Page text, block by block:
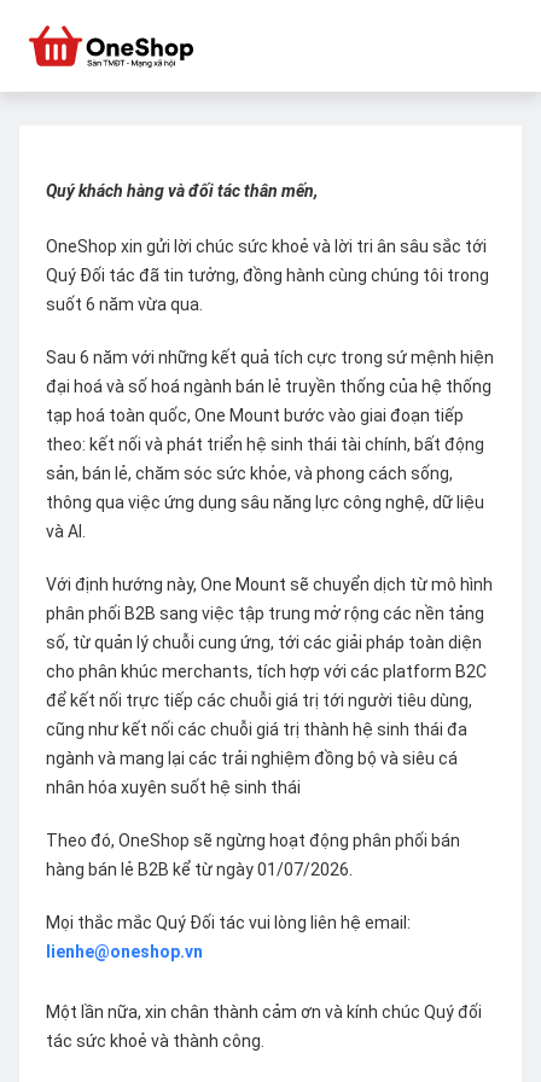
Quý khách hàng và đối tác thân mến,
OneShop xin gửi lời chúc sức khoẻ và lời tri ân sâu sắc tới
Quý Đối tác đã tin tưởng, đồng hành cùng chúng tôi trong
suốt 6 năm vừa qua.
Sau 6 năm với những kết quả tích cực trong sứ mệnh hiện
đại hoá và số hoá ngành bán lẻ truyền thống của hệ thống
tạp hoá toàn quốc, One Mount bước vào giai đoạn tiếp
theo: kết nối và phát triển hệ sinh thái tài chính, bất động
sản, bán lẻ, chăm sóc sức khỏe, và phong cách sống,
thông qua việc ứng dụng sâu năng lực công nghệ, dữ liệu
và AI.
Với định hướng này, One Mount sẽ chuyển dịch từ mô hình
phân phối B2B sang việc tập trung mở rộng các nền tảng
số, từ quản lý chuỗi cung ứng, tới các giải pháp toàn diện
cho phân khúc merchants, tích hợp với các platform B2C
để kết nối trực tiếp các chuỗi giá trị tới người tiêu dùng,
cũng như kết nối các chuỗi giá trị thành hệ sinh thái đa
ngành và mang lại các trải nghiệm đồng bộ và siêu cá
nhân hóa xuyên suốt hệ sinh thái
Theo đó, OneShop sẽ ngừng hoạt động phân phối bán
hàng bán lẻ B2B kể từ ngày 01/07/2026.
Mọi thắc mắc Quý Đối tác vui lòng liên hệ email:
lienhe@oneshop.vn
Một lần nữa, xin chân thành cảm ơn và kính chúc Quý đối
tác sức khoẻ và thành công.